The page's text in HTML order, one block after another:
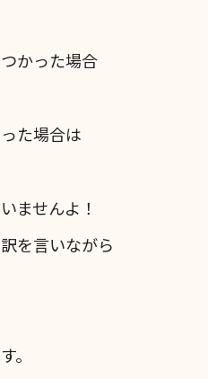
かった場合
た場合は
ませんよ！
を言いながら
。